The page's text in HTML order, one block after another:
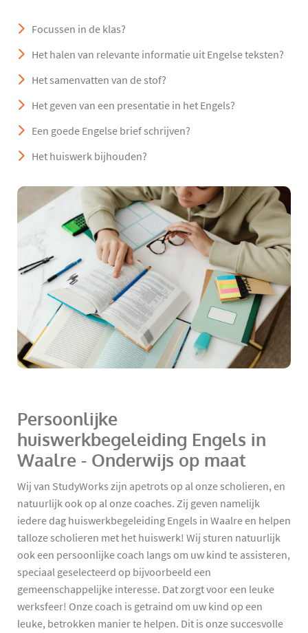
Focussen in de klas?
Het halen van relevante informatie uit Engelse teksten?
Het samenvatten van de stof?
Het geven van een presentatie in het Engels?
Een goede Engelse brief schrijven?
Het huiswerk bijhouden?
Persoonlijke
huiswerkbegeleiding Engels in
Waalre - Onderwijs op maat
Wij van StudyWorks zijn apetrots op al onze scholieren, en
natuurlijk ook op al onze coaches. Zij geven namelijk
iedere dag huiswerkbegeleiding Engels in Waalre en helpen
talloze scholieren met het huiswerk! Wij sturen natuurlijk
ook een persoonlijke coach langs om uw kind te assisteren,
speciaal geselecteerd op bijvoorbeeld een
gemeenschappelijke interesse. Dat zorgt voor een leuke
werksfeer! Onze coach is getraind om uw kind op een
leuke, betrokken manier te helpen. Dit is onze succesvolle